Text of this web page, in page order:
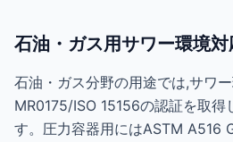
石油・ガス用サワー環境
石油・ガス分野の用途では,サワ
MR0175/ISO 15156の認証を取得
す。圧力容器用にはASTM A516